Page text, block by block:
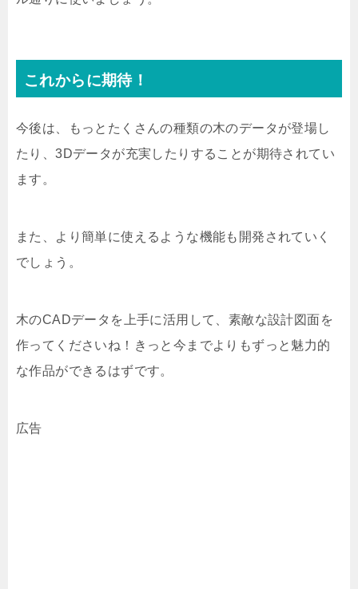
これからに期待！
今後は、もっとたくさんの種類の木のデータが登場し
たり、3Dデータが充実したりすることが期待されてい
ます。
また、より簡単に使えるような機能も開発されていく
でしょう。
木のCADデータを上手に活用して、素敵な設計図面を
作ってくださいね！きっと今までよりもずっと魅力的
な作品ができるはずです。
広告